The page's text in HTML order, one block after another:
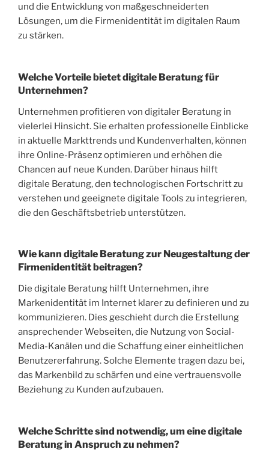
und die Entwicklung von maßgeschneiderten
Lösungen, um die Firmenidentität im digitalen Raum
zu stärken.
Welche Vorteile bietet digitale Beratung für
Unternehmen?
Unternehmen profitieren von digitaler Beratung in
vielerlei Hinsicht. Sie erhalten professionelle Einblicke
in aktuelle Markttrends und Kundenverhalten, können
ihre Online-Präsenz optimieren und erhöhen die
Chancen auf neue Kunden. Darüber hinaus hilft
digitale Beratung, den technologischen Fortschritt zu
verstehen und geeignete digitale Tools zu integrieren,
die den Geschäftsbetrieb unterstützen.
Wie kann digitale Beratung zur Neugestaltung der
Firmenidentität beitragen?
Die digitale Beratung hilft Unternehmen, ihre
Markenidentität im Internet klarer zu definieren und zu
kommunizieren. Dies geschieht durch die Erstellung
ansprechender Webseiten, die Nutzung von Social-
Media-Kanälen und die Schaffung einer einheitlichen
Benutzererfahrung. Solche Elemente tragen dazu bei,
das Markenbild zu schärfen und eine vertrauensvolle
Beziehung zu Kunden aufzubauen.
Welche Schritte sind notwendig, um eine digitale
Beratung in Anspruch zu nehmen?